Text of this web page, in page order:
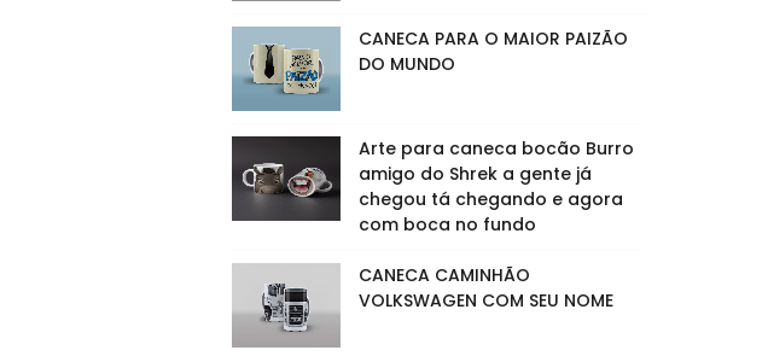
CANECA PARA O MAIOR PAIZÃO
DO MUNDO
Arte para caneca bocão Burro
amigo do Shrek a gente já
chegou tá chegando e agora
com boca no fundo
CANECA CAMINHÃO
VOLKSWAGEN COM SEU NOME